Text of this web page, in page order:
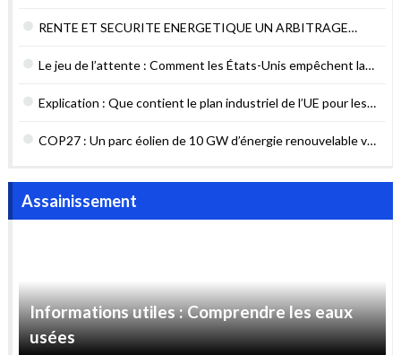
RENTE ET SECURITE ENERGETIQUE UN ARBITRAGE
Le jeu de l’attente : Comment les États-Unis empêchent la
Explication : Que contient le plan industriel de l’UE pour les
COP27 : Un parc éolien de 10 GW d’énergie renouvelable va
Assainissement
Informations utiles : Comprendre les eaux
usées